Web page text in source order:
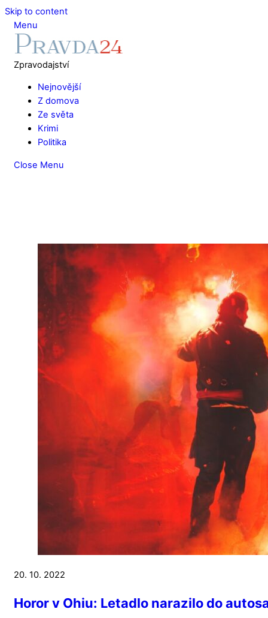
Skip to content
Menu
Zpravodajství
Nejnovější
Z domova
Ze světa
Krimi
Politika
Close Menu
20. 10. 2022
Horor v Ohiu: Letadlo narazilo do